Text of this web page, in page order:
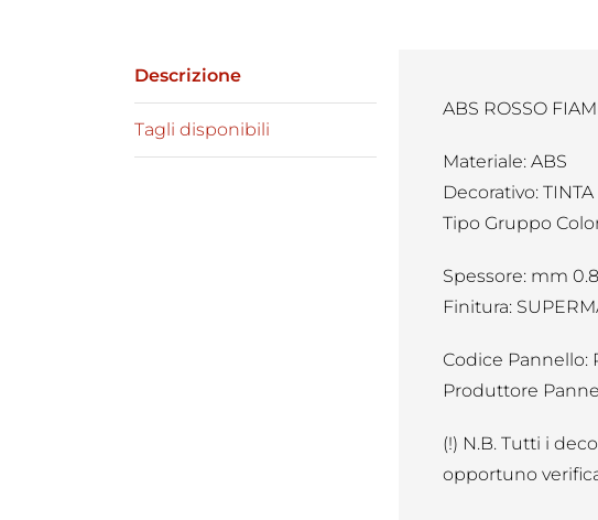
Descrizione
Tagli disponibili
ABS ROSSO
Materiale: ABS
Decorativo:
Tipo Gruppo
Spessore: mm
Finitura:
Codice Pannello:
Produttore
(!) N.B. Tutti i
opportuno